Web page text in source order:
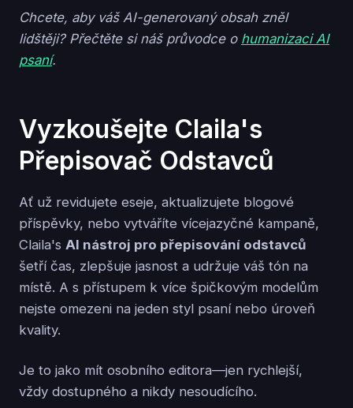
Chcete, aby váš AI-generovaný obsah zněl
lidštěji? Přečtěte si náš průvodce o humanizaci AI
psaní.
Vyzkoušejte Claila's
Přepisovač Odstavců
Ať už revidujete eseje, aktualizujete blogové
příspěvky, nebo vytváříte vícejazyčné kampaně,
Claila's AI nástroj pro přepisování odstavců
šetří čas, zlepšuje jasnost a udržuje váš tón na
místě. A s přístupem k více špičkovým modelům
nejste omezeni na jeden styl psaní nebo úroveň
kvality.
Je to jako mít osobního editora—jen rychlejší,
vždy dostupného a nikdy nesoudícího.